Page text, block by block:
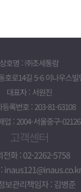
발생했을 경우 서비
발생합니다.
을 초기화면에 공지함
다. 회원은 수정된 약관
할 수 있으며, 서비스를
동의로 간주합니다.
니한 사항에 대해서는
통신사업법, 정보통신
, 회원가입을 탈퇴하
, 대금의 완제일 또는
료된 때
또는 서비스가 인도
정에 의하여 보존할 필
다.)
하고 계속 보유하여야
를 받겠습니다.
용요금의 정산 등으로
상호명 : ㈜조세통람
호로14길 5-6 이나우스빌
대표자 : 서원진
등록번호 : 203-81-63108
업 : 2004-서울중구-02126
고객센터
전화 : 02-2262-5758
inaus121@inaus.co.kr
보관리책임자 : 김병준